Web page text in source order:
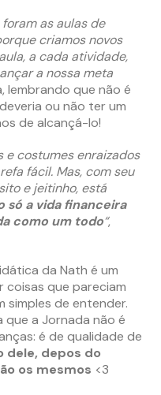
as aulas de
criamos novos
a cada atividade,
a nossa meta
lembrando que não é
ou não ter um
de alcançá-lo!
e costumes enraizados
fácil. Mas, com seu
e jeitinho, está
só a vida financeira
como um todo“,
da Nath é um
coisas que pareciam
simples de entender.
que a Jornada não é
é de qualidade de
dele, depos do
os mesmos <3